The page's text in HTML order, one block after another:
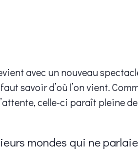
avec un nouveau
savoir d’où l’on vient.
celle-ci paraît pleine
mondes qui ne